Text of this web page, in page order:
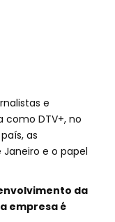
e
DTV+, no
as
Janeiro e o papel
da
empresa é